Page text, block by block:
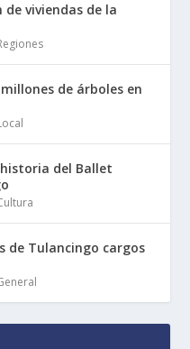
viviendas de la
de árboles en
del Ballet
de Tulancingo cargos